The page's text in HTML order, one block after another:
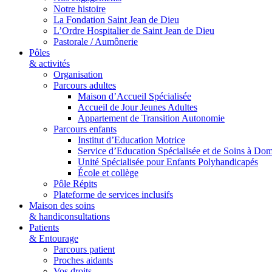
Notre histoire
La Fondation Saint Jean de Dieu
L’Ordre Hospitalier de Saint Jean de Dieu
Pastorale / Aumônerie
Pôles
& activités
Organisation
Parcours adultes
Maison d’Accueil Spécialisée
Accueil de Jour Jeunes Adultes
Appartement de Transition Autonomie
Parcours enfants
Institut d’Education Motrice
Service d’Education Spécialisée et de Soins à
Unité Spécialisée pour Enfants Polyhandicapés
École et collège
Pôle Répits
Plateforme de services inclusifs
Maison des soins
& handiconsultations
Patients
& Entourage
Parcours patient
Proches aidants